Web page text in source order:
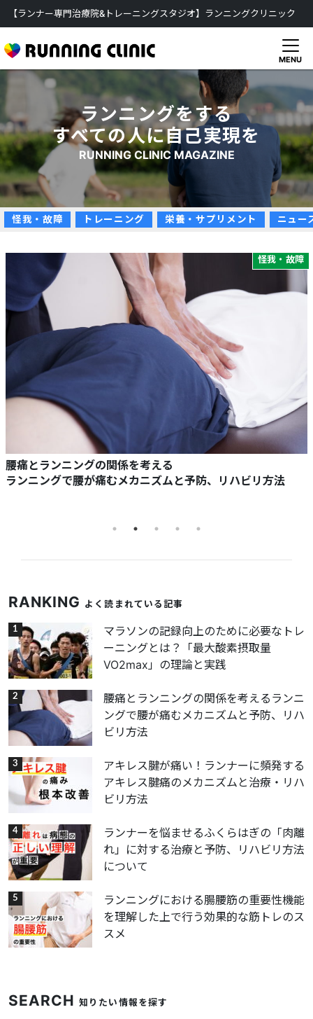
【ランナー専門治療院&トレーニングスタジオ】ランニングクリニック
MENU
ランニングをする
すべての人に自己実現を
RUNNING CLINIC MAGAZINE
怪我・故障 トレーニング 栄養・サプリメント ニュー
腰痛とランニングの関係を考える
ランニングで腰が痛むメカニズムと予防、リハビリ方法
怪我・故障
RANKING よく読まれている記事
マラソンの記録向上のために必要なトレ
ーニングとは？「最大酸素摂取量
VO2max」の理論と実践
腰痛とランニングの関係を考えるランニ
ングで腰が痛むメカニズムと予防、リハ
ビリ方法
アキレス腱が痛い！ランナーに頻発する
アキレス腱痛のメカニズムと治療・リハ
ビリ方法
ランナーを悩ませるふくらはぎの「肉離
れ」に対する治療と予防、リハビリ方法
について
ランニングにおける腸腰筋の重要性機能
を理解した上で行う効果的な筋トレのス
スメ
SEARCH知りたい情報を探す